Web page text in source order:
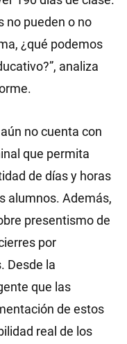
no pueden o no
¿qué podemos
analiza
no cuenta con
que permita
de días y horas
alumnos. Además,
presentismo de
por
Desde la
que las
de estos
real de los